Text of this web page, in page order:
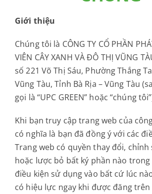
Quan hệ cổ đông
Dự án
Sản phẩm
Liên hệ
Giới thiệu
Chúng tôi là CÔNG TY CỔ PHẦN
VIÊN CÂY XANH VÀ ĐÔ THỊ VŨNG
số 221 Võ Thị Sáu, Phường Thắng
Vũng Tàu, Tỉnh Bà Rịa – Vũng Tàu
gọi là “UPC GREEN” hoặc “chúng
Khi bạn truy cập trang web của
có nghĩa là bạn đã đồng ý với các
Trang web có quyền thay đổi,
hoặc lược bỏ bất ký phần nào trong
điều kiện sử dụng vào bất cứ lúc
có hiệu lực ngay khi được đăng